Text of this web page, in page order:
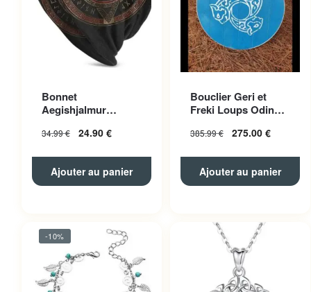
Bonnet
Aegishjalmur
34.99€ 24.90 €
Ajouter au panier
Bouclier Geri et
Freki Loups Odin
385.99€ 275.00 €
Ajouter au panier
-10%